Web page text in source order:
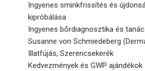
Ingyenes sminkfrissítés és
kipróbálása
Ingyenes bőrdiagnosztika és
Susanne von Schmiedeberg
Illatfújás, Szerencsekerék
Kedvezmények és GWP ajándékok